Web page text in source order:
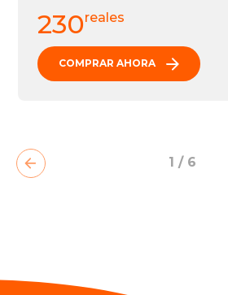
A A A
RESORT230reales
COMPRAR AHORA
1 / 6